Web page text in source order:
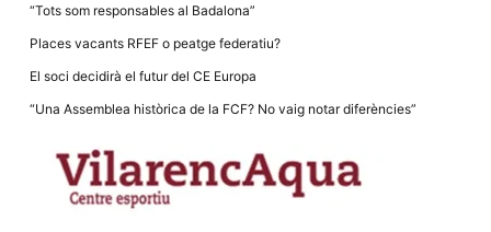
“Tots som responsables al Badalona”
Places vacants RFEF o peatge federatiu?
El soci decidirà el futur del CE Europa
“Una Assemblea històrica de la FCF? No vaig notar diferències”
estadístiques
del lloc web
per a millorar
la funcionalitat